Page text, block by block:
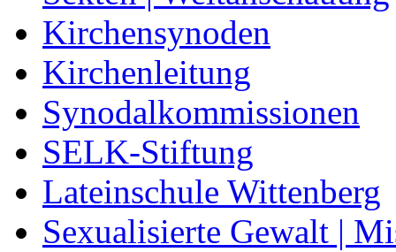
Kirchensynoden
Kirchenleitung
Synodalkommissionen
SELK-Stiftung
Lateinschule Wittenberg
Sexualisierte Gewalt |